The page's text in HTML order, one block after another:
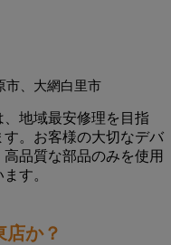
市、大網白里市
地域最安修理を目指
。お客様の大切なデバ
品質な部品のみを使用
す。
店か？